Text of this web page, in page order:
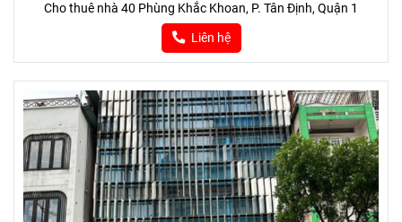
Cho thuê nhà 40 Phùng Khắc Khoan, P. Tân Định, Quận 1
Liên hệ